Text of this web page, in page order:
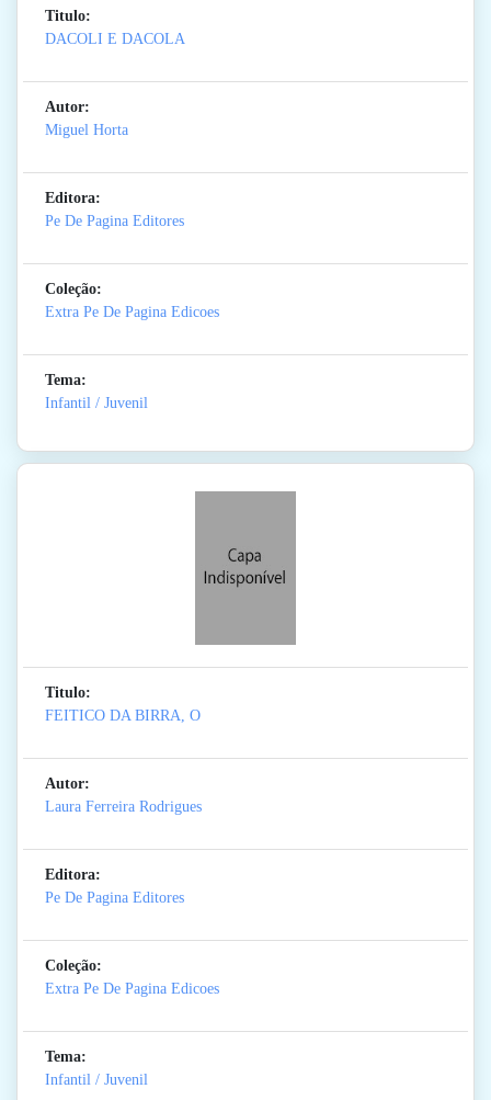
Titulo:
DACOLI E DACOLA
Autor:
Miguel Horta
Editora:
Pe De Pagina Editores
Coleção:
Extra Pe De Pagina Edicoes
Tema:
Infantil / Juvenil
Titulo:
FEITICO DA BIRRA, O
Autor:
Laura Ferreira Rodrigues
Editora:
Pe De Pagina Editores
Coleção:
Extra Pe De Pagina Edicoes
Tema:
Infantil / Juvenil